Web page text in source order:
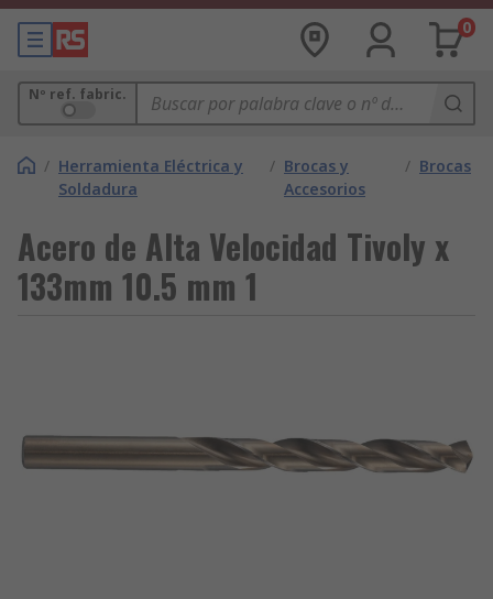
0
Nº ref. fabric.
/ Herramienta Eléctrica y
Soldadura
/ Brocas y
Accesorios
/ Brocas
Acero de Alta Velocidad Tivoly x
133mm 10.5 mm 1